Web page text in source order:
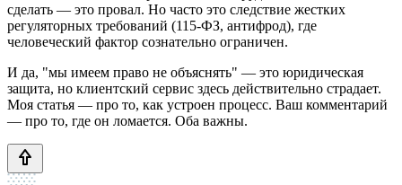
сделать — это провал. Но часто это следствие жестких
регуляторных требований (115-ФЗ, антифрод), где
человеческий фактор сознательно ограничен.
И да, "мы имеем право не объяснять" — это юридическая
защита, но клиентский сервис здесь действительно страдает.
Моя статья — про то, как устроен процесс. Ваш комментарий
— про то, где он ломается. Оба важны.